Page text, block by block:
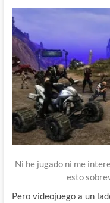
Ni he jugado ni me
esto
Pero videojuego a un